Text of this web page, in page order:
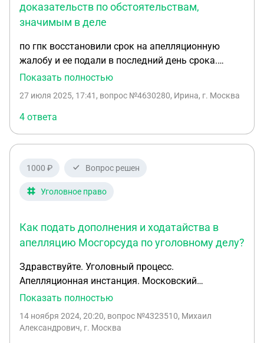
доказательств по обстоятельствам,
значимым в деле
по гпк восстановили срок на апелляционную
жалобу и ее подали в последний день срока.
ВОПРОС: Можно ли подать дополнение к
изложенных в первоначальной жалобе и с
предостпаленинм новых доказательств по
обстоятельствам, значимым в деле
Показать полностью
27 июля 2025, 17:41 , вопрос №4630280, Ирина, г. Москва
4 ответа
1000 ₽ Вопрос решен
Уголовное право
Как подать дополнения и ходатайства в
апелляцию Мосгорсуда по уголовному делу?
Здравствуйте. Уголовный процесс.
Апелляционная инстанция. Московский
городской суд. Тяжкая статья. Апелляционная
заседание назначено на 25.11.2024г Вопрос 1. До
Показать полностью
14 ноября 2024, 20:20, вопрос №4323510, Михаил
Александрович, г. Москва